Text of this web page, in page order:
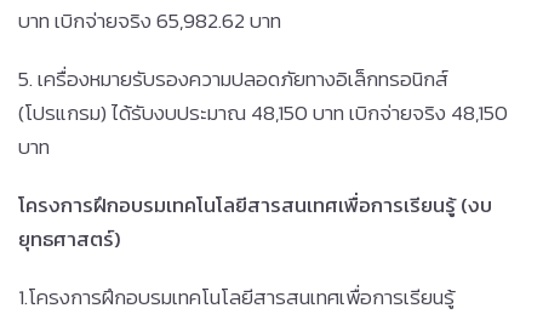
บาท เบิกจ่ายจริง 65,982.62 บาท
5. เครื่องหมายรับรองความปลอดภัยทางอิเล็กทรอนิกส์
(โปรแกรม) ได้รับงบประมาณ 48,150 บาท เบิกจ่ายจริง 48,150
บาท
โครงการฝึกอบรมเทคโนโลยีสารสนเทศเพื่อการเรียนรู้ (งบ
ยุทธศาสตร์)
1.โครงการฝึกอบรมเทคโนโลยีสารสนเทศเพื่อการเรียนรู้